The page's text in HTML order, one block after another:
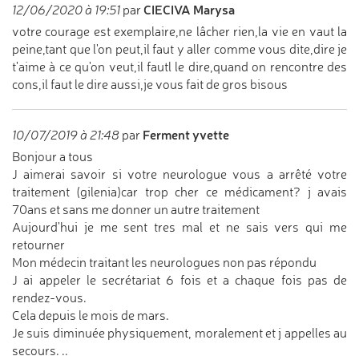
12/06/2020 à 19:51 par CIECIVA Marysa
votre courage est exemplaire,ne lâcher rien,la vie en vaut la
peine,tant que l'on peut,il faut y aller comme vous dite,dire je
t'aime à ce qu'on veut,il fautl le dire,quand on rencontre des
cons,il faut le dire aussi,je vous fait de gros bisous
10/07/2019 à 21:48 par Ferment yvette
Bonjour a tous
J aimerai savoir si votre neurologue vous a arrêté votre
traitement (gilenia)car trop cher ce médicament? j avais
70ans et sans me donner un autre traitement
Aujourd'hui je me sent tres mal et ne sais vers qui me
retourner
Mon médecin traitant les neurologues non pas répondu
J ai appeler le secrétariat 6 fois et a chaque fois pas de
rendez-vous.
Cela depuis le mois de mars.
Je suis diminuée physiquement, moralement et j appelles au
secours. ..